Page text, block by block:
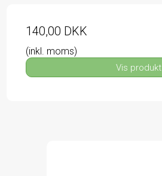
140,00 DKK
(inkl. moms)
Vis produkt